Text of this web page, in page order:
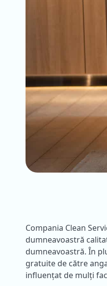
Compania Clean
dumneavoastră
dumneavoastră. În
gratuite de către
influențat de mulți